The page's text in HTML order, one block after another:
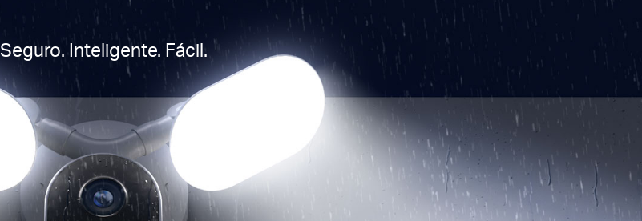
Seguro. Inteligente. Fácil.